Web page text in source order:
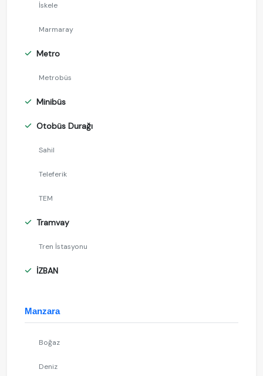
İskele
Marmaray
Metro
Metrobüs
Minibüs
Otobüs Durağı
Sahil
Teleferik
TEM
Tramvay
Tren İstasyonu
İZBAN
Manzara
Boğaz
Deniz